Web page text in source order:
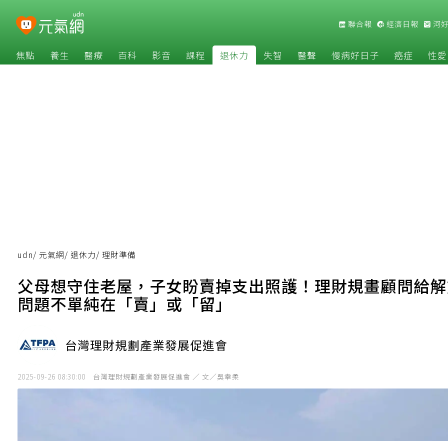
聯合報 經濟日報 河
焦點 養生 醫療 百科 影音 課程 退休力 失智 醫聲 慢病好日子 癌症 性愛
udn/ 元氣網/ 退休力/ 理財準備
父母想守住老屋，子女盼賣掉支出照護！理財規畫顧問給
問題不單純在「賣」或「留」
台灣理財規劃產業發展促進會
2025-09-26 08:30:00 台灣理財規劃產業發展促進會 ／ 文／吳幸柔